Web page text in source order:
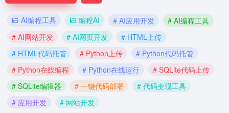
AI编程工具 编程AI # AI应用开发
# AI编程工具
# AI网站开发
# AI网页开发
# HTML上传
# HTML代码托管
# Python上传
# Python代码托管
# Python在线编程
# Python在线运行
# SQLite代码上传
# SQLite编辑器
# 一键代码部署
# 代码变现工具
# 应用开发
# 网站开发